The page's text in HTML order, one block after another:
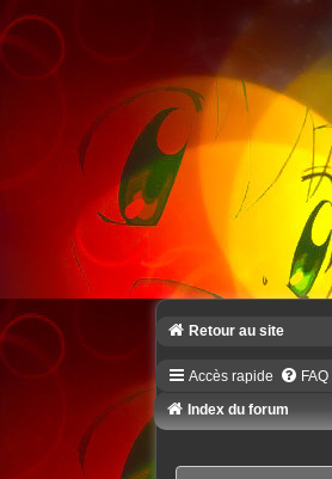
Retour au site
Accès rapide FAQ
Index du forum